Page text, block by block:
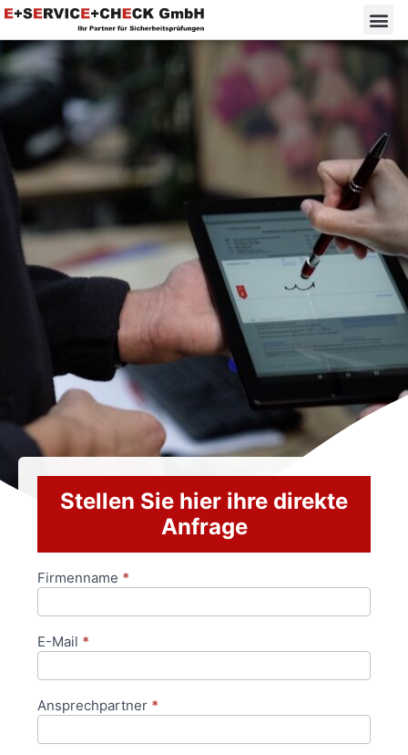
Stellen Sie hier ihre direkte
Anfrage
Anfrageformular
Firmenname *
E-Mail *
Ansprechpartner *